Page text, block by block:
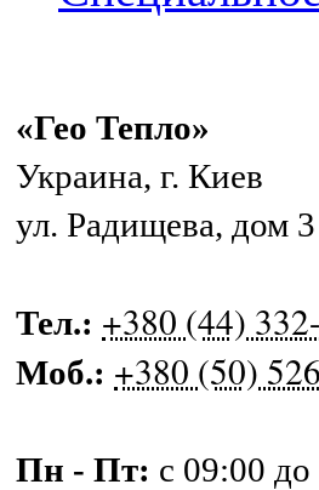
«Гео Тепло»
Украина, г. Киев
ул. Радищева, дом 3
Тел.: +380 (44)
Моб.: +380 (50)
Пн - Пт: с 09:00